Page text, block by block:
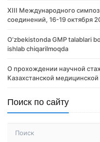
XIII Международного
соединений, 16-19 октября
O‘zbekistonda GMP talablari
ishlab chiqarilmoqda
О прохождении научной
Казахстанской
Поиск по сайту